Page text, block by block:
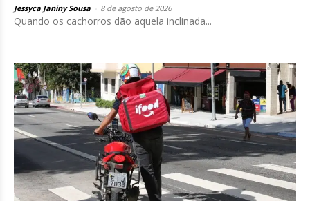
Jessyca Janiny Sousa 8 de agosto de 2026
Quando os cachorros dão aquela inclinada...